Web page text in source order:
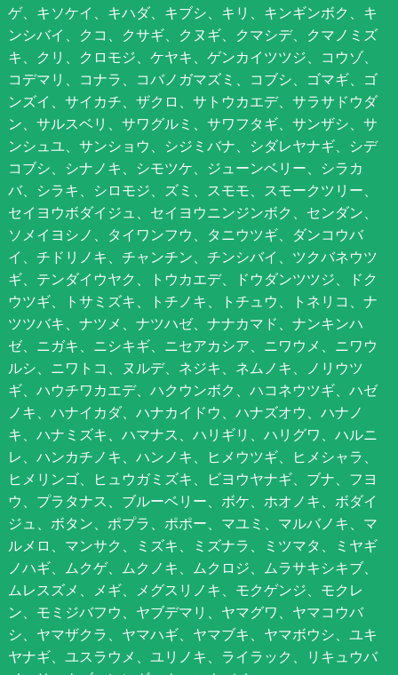
ゲ、キソケイ、キハダ、キブシ、キリ、キンギンボク、キ
ンシバイ、クコ、クサギ、クヌギ、クマシデ、クマノミズ
キ、クリ、クロモジ、ケヤキ、ゲンカイツツジ、コウゾ、
コデマリ、コナラ、コバノガマズミ、コブシ、ゴマギ、ゴ
ンズイ、サイカチ、ザクロ、サトウカエデ、サラサドウダ
ン、サルスベリ、サワグルミ、サワフタギ、サンザシ、サ
ンシュユ、サンショウ、シジミバナ、シダレヤナギ、シデ
コブシ、シナノキ、シモツケ、ジューンベリー、シラカ
バ、シラキ、シロモジ、ズミ、スモモ、スモークツリー、
セイヨウボダイジュ、セイヨウニンジンボク、センダン、
ソメイヨシノ、タイワンフウ、タニウツギ、ダンコウバ
イ、チドリノキ、チャンチン、チンシバイ、ツクバネウツ
ギ、テンダイウヤク、トウカエデ、ドウダンツツジ、ドク
ウツギ、トサミズキ、トチノキ、トチュウ、トネリコ、ナ
ツツバキ、ナツメ、ナツハゼ、ナナカマド、ナンキンハ
ゼ、ニガキ、ニシキギ、ニセアカシア、ニワウメ、ニワウ
ルシ、ニワトコ、ヌルデ、ネジキ、ネムノキ、ノリウツ
ギ、ハウチワカエデ、ハクウンボク、ハコネウツギ、ハゼ
ノキ、ハナイカダ、ハナカイドウ、ハナズオウ、ハナノ
キ、ハナミズキ、ハマナス、ハリギリ、ハリグワ、ハルニ
レ、ハンカチノキ、ハンノキ、ヒメウツギ、ヒメシャラ、
ヒメリンゴ、ヒュウガミズキ、ビヨウヤナギ、ブナ、フヨ
ウ、プラタナス、ブルーベリー、ボケ、ホオノキ、ボダイ
ジュ、ボタン、ポプラ、ポポー、マユミ、マルバノキ、マ
ルメロ、マンサク、ミズキ、ミズナラ、ミツマタ、ミヤギ
ノハギ、ムクゲ、ムクノキ、ムクロジ、ムラサキシキブ、
ムレスズメ、メギ、メグスリノキ、モクゲンジ、モクレ
ン、モミジバフウ、ヤブデマリ、ヤマグワ、ヤマコウバ
シ、ヤマザクラ、ヤマハギ、ヤマブキ、ヤマボウシ、ユキ
ヤナギ、ユスラウメ、ユリノキ、ライラック、リキュウバ